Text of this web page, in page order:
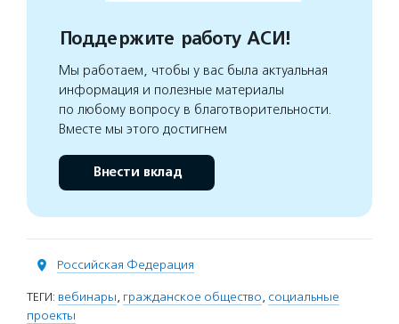
Поддержите работу АСИ!
Мы работаем, чтобы у вас была актуальная
информация и полезные материалы
по любому вопросу в благотворительности.
Вместе мы этого достигнем
Внести вклад
Российская Федерация
ТЕГИ: вебинары, гражданское общество, социальные
проекты